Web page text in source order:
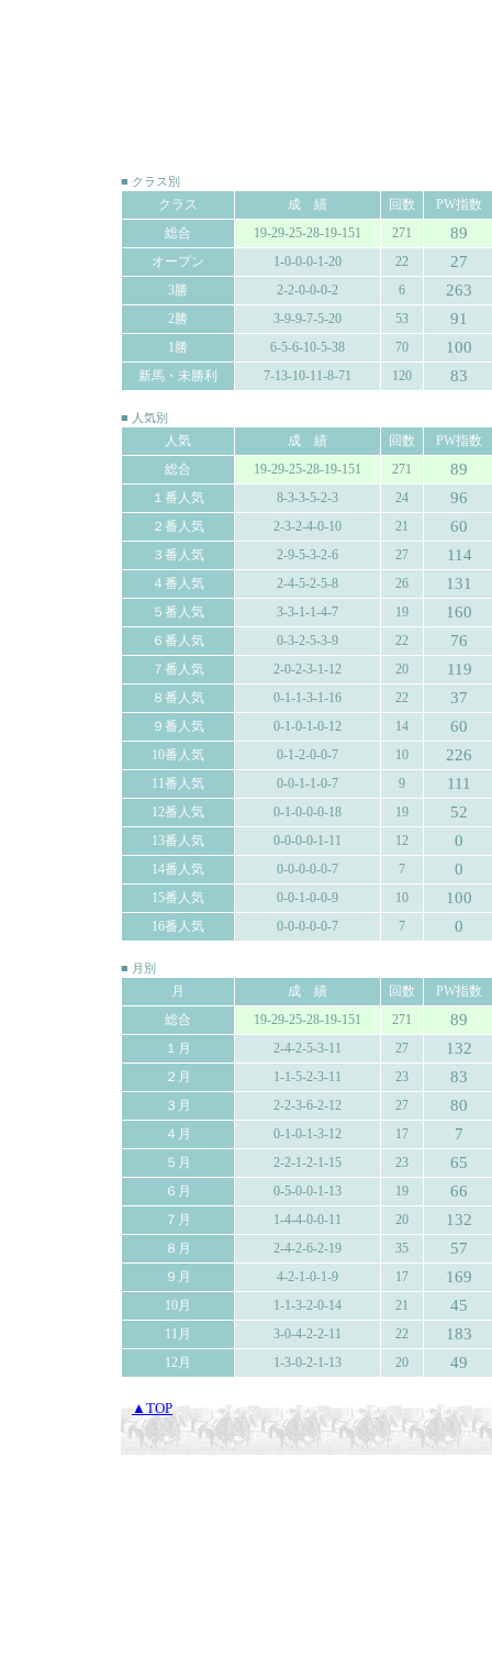
■ クラス別
クラス 成 績 回数
PW指数
総合
19-29-25-28-19-151 271 89
オープン 1-0-0-0-1-20 22 27
3勝 2-2-0-0-0-2 6 263
2勝 3-9-9-7-5-20 53 91
1勝 6-5-6-10-5-38 70 100
新馬・未勝利 7-13-10-11-8-71 120 83
■ 人気別
人気 成 績 回数
PW指数
総合
19-29-25-28-19-151 271 89
１番人気 8-3-3-5-2-3 24 96
２番人気 2-3-2-4-0-10 21 60
３番人気 2-9-5-3-2-6 27 114
４番人気 2-4-5-2-5-8 26 131
５番人気 3-3-1-1-4-7 19 160
６番人気 0-3-2-5-3-9 22 76
７番人気 2-0-2-3-1-12 20 119
８番人気 0-1-1-3-1-16 22 37
９番人気 0-1-0-1-0-12 14 60
10番人気 0-1-2-0-0-7 10 226
11番人気 0-0-1-1-0-7 9 111
12番人気 0-1-0-0-0-18 19 52
13番人気 0-0-0-0-1-11 12 0
14番人気 0-0-0-0-0-7 7 0
15番人気 0-0-1-0-0-9 10 100
16番人気 0-0-0-0-0-7 7 0
■ 月別
月 成 績 回数
PW指数
総合
19-29-25-28-19-151 271 89
１月 2-4-2-5-3-11 27 132
２月 1-1-5-2-3-11 23 83
３月 2-2-3-6-2-12 27 80
４月 0-1-0-1-3-12 17 7
５月 2-2-1-2-1-15 23 65
６月 0-5-0-0-1-13 19 66
７月 1-4-4-0-0-11 20 132
８月 2-4-2-6-2-19 35 57
９月 4-2-1-0-1-9 17 169
10月 1-1-3-2-0-14 21 45
11月 3-0-4-2-2-11 22 183
12月 1-3-0-2-1-13 20 49
▲TOP